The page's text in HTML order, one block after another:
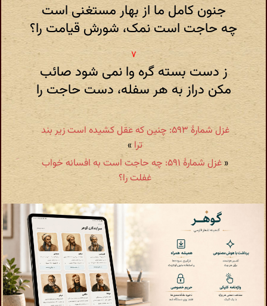
جنون کامل ما از بهار مستغنی است
چه حاجت است نمک، شورش قیامت را؟
ز دست بسته گره وا نمی شود صائب
مکن دراز به هر سفله، دست حاجت را
غزل شمارهٔ ۵۹۳: چنین که عقل کشیده است زیر بند
ترا »
«
غزل شمارهٔ ۵۹۱: چه حاجت است به افسانه خواب
غفلت را؟